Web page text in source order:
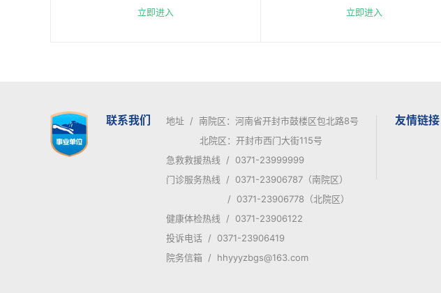
立即进入 立即进入
联系我们
地址 / 南院区：河南省开封市鼓楼区包北路8号
北院区：开封市西门大街115号
急救救援热线 / 0371-23999999
门诊服务热线 / 0371-23906787（南院区）
/ 0371-23906778（北院区）
健康体检热线 / 0371-23906122
投诉电话 / 0371-23906419
院务信箱 / hhyyyzbgs@163.com
友情链接